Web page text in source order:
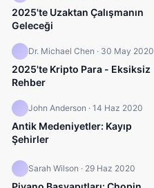
2025'te Uzaktan Çalışmanın
Geleceği
Dr. Michael Chen · 30 May 2020
2025'te Kripto Para - Eksiksiz
Rehber
John Anderson · 14 Haz 2020
Antik Medeniyetler: Kayıp
Şehirler
Sarah Wilson · 29 Haz 2020